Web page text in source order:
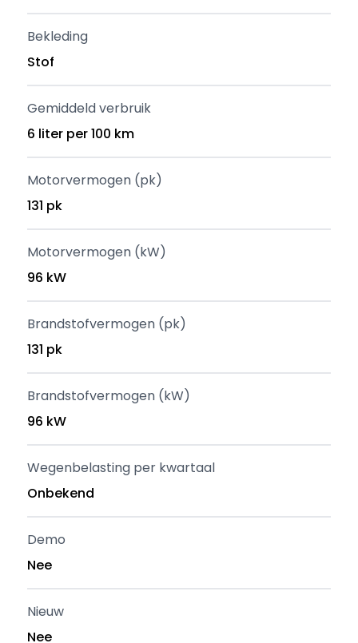
Bekleding
Stof
Gemiddeld verbruik
6 liter per 100 km
Motorvermogen (pk)
131 pk
Motorvermogen (kW)
96 kW
Brandstofvermogen (pk)
131 pk
Brandstofvermogen (kW)
96 kW
Wegenbelasting per kwartaal
Onbekend
Demo
Nee
Nieuw
Nee